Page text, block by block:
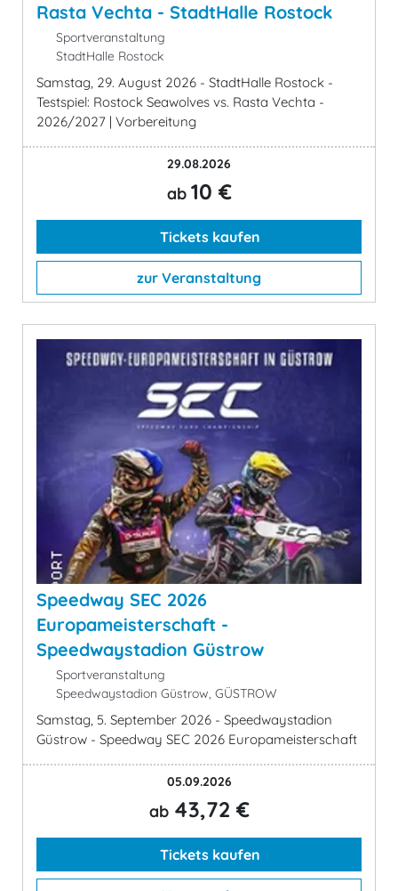
Rasta Vechta - StadtHalle Rostock
Sportveranstaltung
StadtHalle Rostock
Samstag, 29. August 2026 - StadtHalle Rostock -
Testspiel: Rostock Seawolves vs. Rasta Vechta -
2026/2027 | Vorbereitung
29.08.2026
ab 10 €
Tickets kaufen
zur Veranstaltung
Speedway SEC 2026
Europameisterschaft -
Speedwaystadion Güstrow
Sportveranstaltung
Speedwaystadion Güstrow, GÜSTROW
Samstag, 5. September 2026 - Speedwaystadion
Güstrow - Speedway SEC 2026 Europameisterschaft
05.09.2026
ab 43,72 €
Tickets kaufen